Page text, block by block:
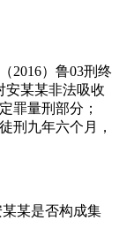
2016）鲁03刑终
安某某非法吸收
罪量刑部分；
刑九年六个月，
某是否构成集